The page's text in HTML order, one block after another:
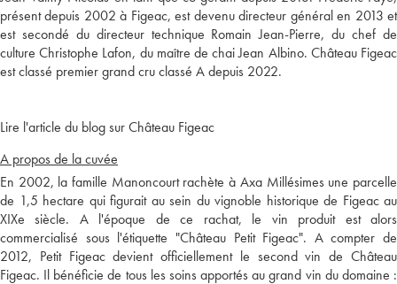
présent depuis 2002 à Figeac, est devenu directeur général en 2013 et
est secondé du directeur technique Romain Jean-Pierre, du chef de
culture Christophe Lafon, du maître de chai Jean Albino. Château Figeac
est classé premier grand cru classé A depuis 2022.
Lire l'article du blog sur Château Figeac
A propos de la cuvée
En 2002, la famille Manoncourt rachète à Axa Millésimes une parcelle
de 1,5 hectare qui figurait au sein du vignoble historique de Figeac au
XIXe siècle. A l'époque de ce rachat, le vin produit est alors
commercialisé sous l'étiquette "Château Petit Figeac". A compter de
2012, Petit Figeac devient officiellement le second vin de Château
Figeac. Il bénéficie de tous les soins apportés au grand vin du domaine :